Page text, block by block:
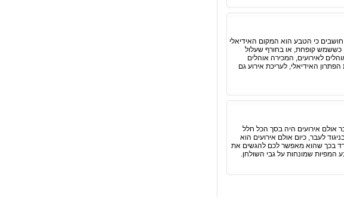
כי הטבע הוא המקום האידיאלי
כששמש קופחת, או בחורף שעלול
לאירועים, המכירה אוהלים
האידיאלי, לעריכת אירוע גם
אולם אירועים היה בסך הכל חלל
לעבר, כיום אולם אירועים הוא
בכך שהוא מאפשר לכם להגשים את
שמונחות על גבי השולחן.